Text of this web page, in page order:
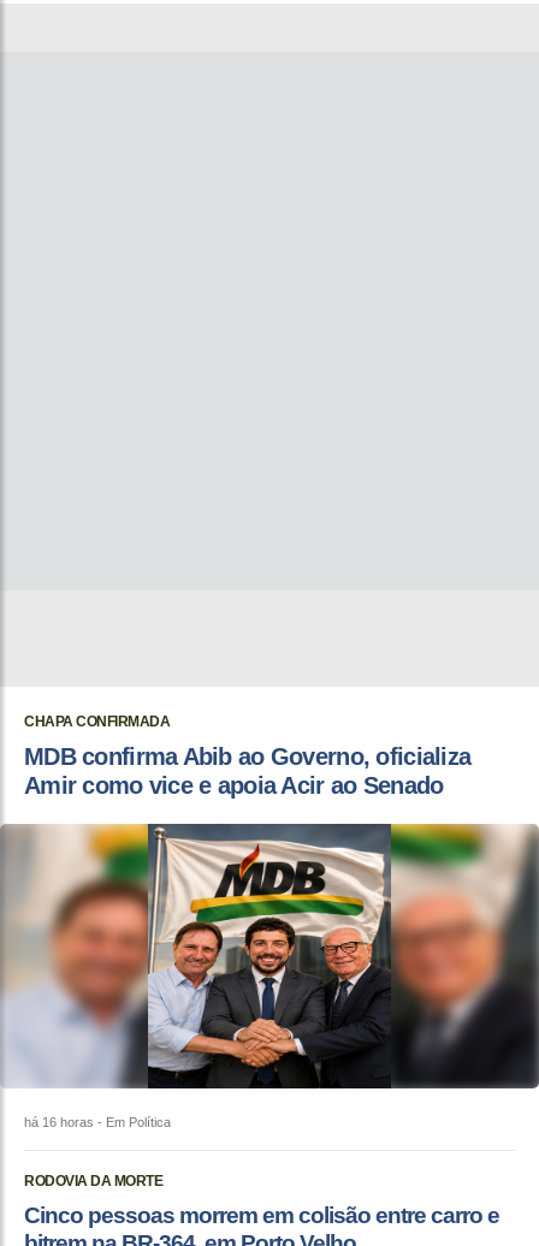
CHAPA CONFIRMADA
MDB confirma Abib ao Governo, oficializa
Amir como vice e apoia Acir ao Senado
há 16 horas - Em Política
RODOVIA DA MORTE
Cinco pessoas morrem em colisão entre carro e